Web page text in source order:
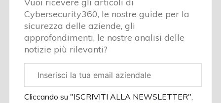
Cybersecurity360, le nostre guide per la
sicurezza delle aziende, gli
approfondimenti, le nostre analisi delle
notizie più rilevanti?
aziendale
Cliccando su "ISCRIVITI ALLA NEWSLETTER",